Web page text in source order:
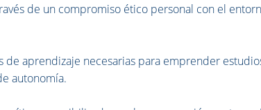
de un compromiso ético personal con el
aprendizaje necesarias para emprender
autonomía.